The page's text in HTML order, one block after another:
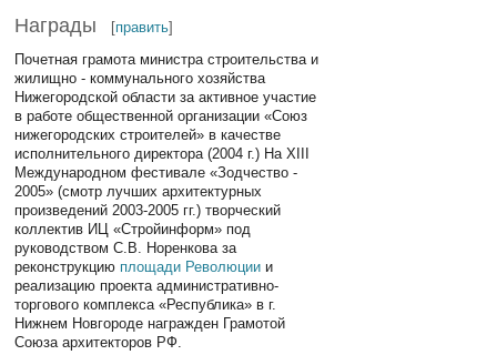
Награды [править]
Почетная грамота министра строительства и
жилищно - коммунального хозяйства
Нижегородской области за активное участие
в работе общественной организации «Союз
нижегородских строителей» в качестве
исполнительного директора (2004 г.) На XIII
Международном фестивале «Зодчество -
2005» (смотр лучших архитектурных
произведений 2003-2005 гг.) творческий
коллектив ИЦ «Стройинформ» под
руководством С.В. Норенкова за
реконструкцию площади Революции и
реализацию проекта административно-
торгового комплекса «Республика» в г.
Нижнем Новгороде награжден Грамотой
Союза архитекторов РФ.